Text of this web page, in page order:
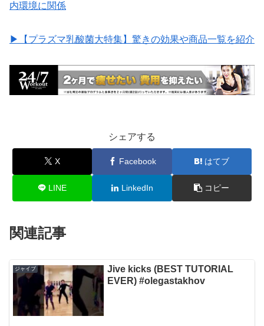
内環境に関係
▶︎【プラズマ乳酸菌大特集】驚きの効果や商品一覧を紹介
シェアする
X Facebook はてブ
LINE LinkedIn コピー
関連記事
ジャイブ
Jive kicks (BEST TUTORIAL
EVER) #olegastakhov